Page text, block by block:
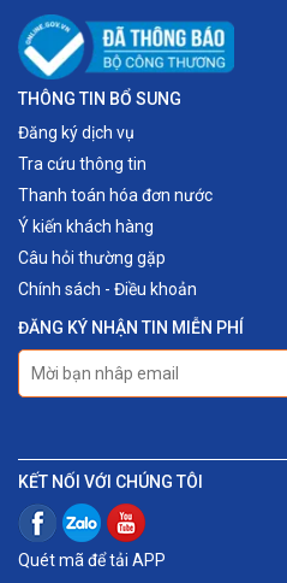
THÔNG TIN BỔ SUNG
Đăng ký dịch vụ
Tra cứu thông tin
Thanh toán hóa đơn nước
Ý kiến khách hàng
Câu hỏi thường gặp
Chính sách - Điều khoản
ĐĂNG KÝ NHẬN TIN MIỄN PHÍ
KẾT NỐI VỚI CHÚNG TÔI
Quét mã để tải APP